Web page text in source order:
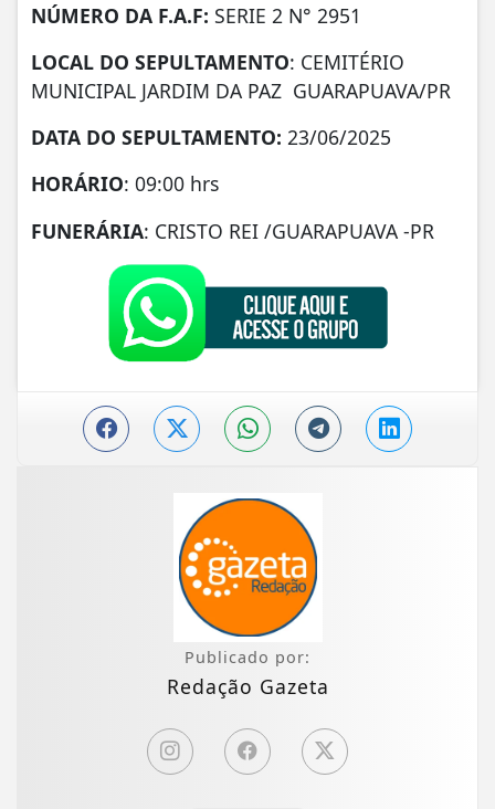
NÚMERO DA F.A.F: SERIE 2 N° 2951
LOCAL DO SEPULTAMENTO: CEMITÉRIO
MUNICIPAL JARDIM DA PAZ GUARAPUAVA/PR
DATA DO SEPULTAMENTO: 23/06/2025
HORÁRIO: 09:00 hrs
FUNERÁRIA: CRISTO REI /GUARAPUAVA -PR
Publicado por:
Redação Gazeta